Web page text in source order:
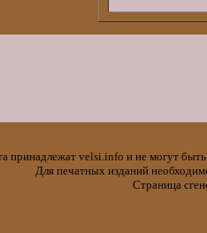
принадлежат velsi.info и не могут
Для печатных изданий
Страница